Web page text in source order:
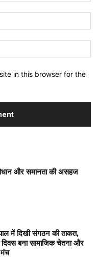
in this browser for the
और समानता की असहज
में दिखी संगठन की ताकत,
बना सामाजिक चेतना और